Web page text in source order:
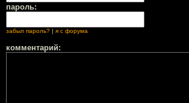
пароль:
забыл пароль? | я с форума
комментарий: